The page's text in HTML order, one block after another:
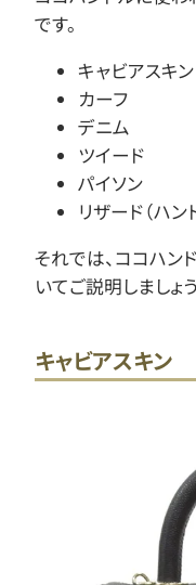
です。
キャビアスキン
カーフ
デニム
ツイード
パイソン
リザード（ハン
それでは、ココハ
いてご説明しましょう
キャビアスキン